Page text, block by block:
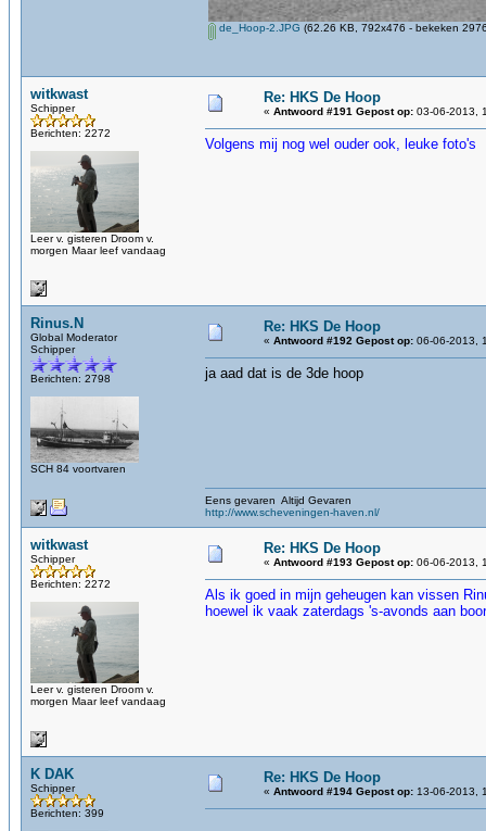
de_Hoop-2.JPG (62.26 KB, 792x476 - bekeken
witkwast
Schipper
Berichten: 2272
Leer v. gisteren Droom v.
morgen Maar leef vandaag
Re: HKS De Hoop
« Antwoord #191 Gepost op: 03-06-2013,
Volgens mij nog wel ouder ook, leuke foto's
Rinus.N
Global Moderator
Schipper
Berichten: 2798
SCH 84 voortvaren
Re: HKS De Hoop
« Antwoord #192 Gepost op: 06-06-2013,
ja aad dat is de 3de hoop
Eens gevaren Altijd Gevaren
http://www.scheveningen-haven.nl/
witkwast
Schipper
Berichten: 2272
Leer v. gisteren Droom v.
morgen Maar leef vandaag
Re: HKS De Hoop
« Antwoord #193 Gepost op: 06-06-2013,
Als ik goed in mijn geheugen kan vissen
hoewel ik vaak zaterdags 's-avonds aan
K DAK
Schipper
Berichten: 399
Re: HKS De Hoop
« Antwoord #194 Gepost op: 13-06-2013,